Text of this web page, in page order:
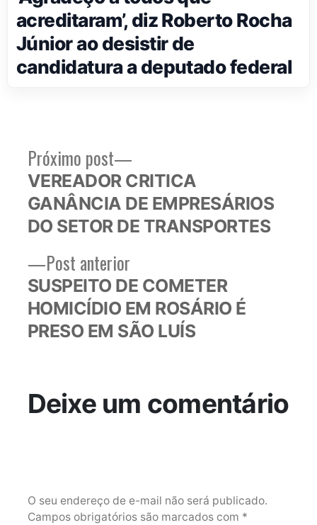
acreditaram’, diz Roberto Rocha
Júnior ao desistir de
candidatura a deputado federal
Navegação
de
Post
Post anteriorPost
anterior:
SUSPEITO DE COMETER
HOMICÍDIO EM ROSÁRIO É
PRESO EM SÃO LUÍS
Próximo post
Próximo
post:
VEREADOR CRITICA
GANÂNCIA DE EMPRESÁRIOS
DO SETOR DE TRANSPORTES
Deixe um comentário
O seu endereço de e-mail não será publicado.
Campos obrigatórios são marcados com *